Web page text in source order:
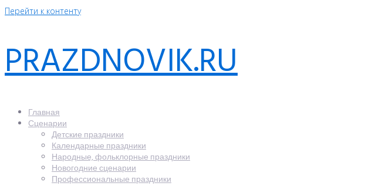
Перейти к контенту
PRAZDNOVIK.RU
Главная
Сценарии
Детские праздники
Календарные праздники
Народные, фольклорные праздники
Новогодние сценарии
Профессиональные праздники